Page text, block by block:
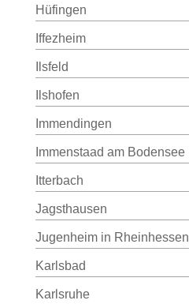
Hüfingen
Iffezheim
Ilsfeld
Ilshofen
Immendingen
Immenstaad am Bodensee
Itterbach
Jagsthausen
Jugenheim in Rheinhessen
Karlsbad
Karlsruhe